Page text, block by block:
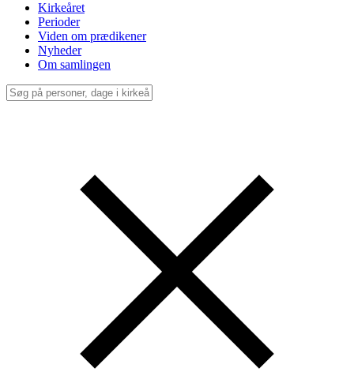
Kirkeåret
Perioder
Viden om prædikener
Nyheder
Om samlingen